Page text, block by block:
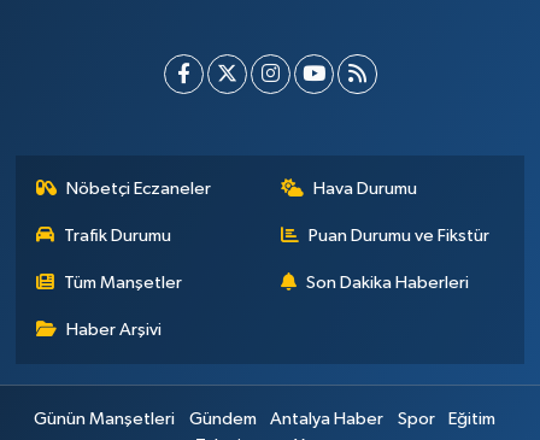
Nöbetçi Eczaneler Hava Durumu
Trafik Durumu Puan Durumu ve Fikstür
Tüm Manşetler Son Dakika Haberleri
Haber Arşivi
Günün Manşetleri Gündem Antalya Haber Spor
Eğitim